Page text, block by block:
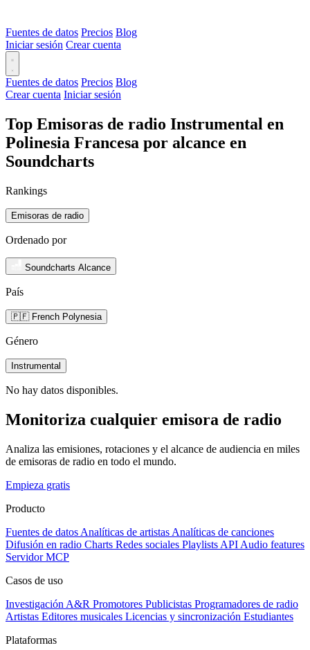
Fuentes de datos Precios Blog
Iniciar sesión Crear cuenta
Fuentes de datos Precios Blog
Crear cuenta Iniciar sesión
Top Emisoras de radio Instrumental en
Polinesia Francesa por alcance en
Soundcharts
Rankings
Emisoras de radio
Ordenado por
Soundcharts Alcance
País
🇵🇫 French Polynesia
Género
Instrumental
No hay datos disponibles.
Monitoriza cualquier emisora de radio
Analiza las emisiones, rotaciones y el alcance de audiencia en miles
de emisoras de radio en todo el mundo.
Empieza gratis
Producto
Fuentes de datos Analíticas de artistas Analíticas de canciones
Difusión en radio Charts Redes sociales Playlists API Audio features
Servidor MCP
Casos de uso
Investigación A&R Promotores Publicistas Programadores de radio
Artistas Editores musicales Licencias y sincronización Estudiantes
Plataformas